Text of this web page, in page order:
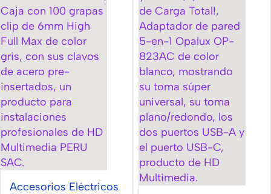
Accesorios Eléctricos